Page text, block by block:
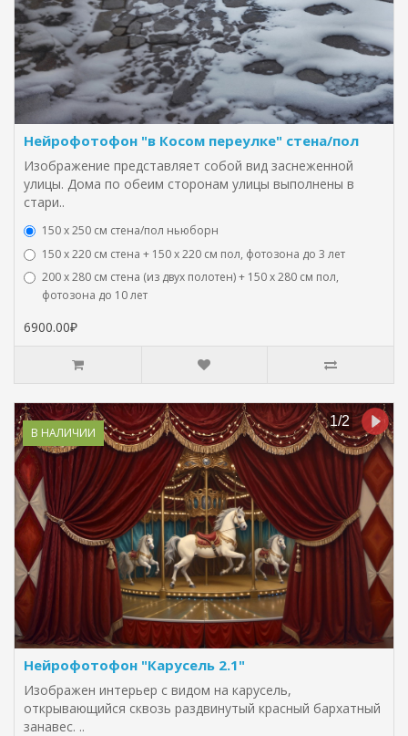
Нейрофотофон "в Косом переулке" стена/пол
Изображение представляет собой вид заснеженной
улицы. Дома по обеим сторонам улицы выполнены в
стари..
150 х 250 см стена/пол ньюборн
150 х 220 см стена + 150 х 220 см пол, фотозона до 3 лет
200 х 280 см стена (из двух полотен) + 150 х 280 см пол,
фотозона до 10 лет
6900.00₽
В НАЛИЧИИ
Нейрофотофон "Карусель 2.1"
Изображен интерьер с видом на карусель,
открывающийся сквозь раздвинутый красный бархатный
занавес. ..